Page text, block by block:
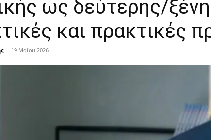
ως δεύτερης/
και πρακτικές
- 19 Μαΐου 2026